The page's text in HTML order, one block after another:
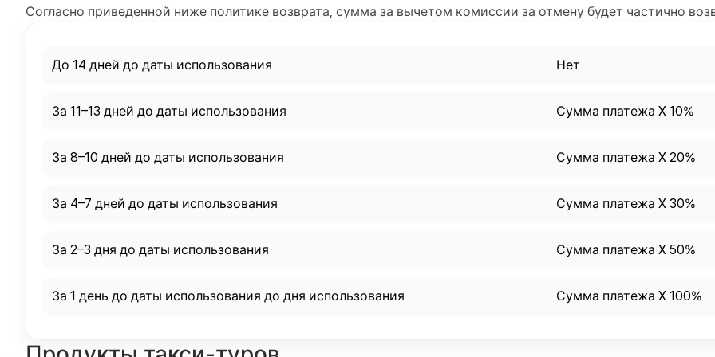
Согласно приведенной ниже политике возврата, сумма за вычетом комиссии за отмену будет частично
До 14 дней до даты использования Нет
За 11–13 дней до даты использования Сумма платежа X 10%
За 8–10 дней до даты использования Сумма платежа X 20%
За 4–7 дней до даты использования Сумма платежа X 30%
За 2–3 дня до даты использования Сумма платежа X 50%
За 1 день до даты использования до дня использования Сумма платежа X 100%